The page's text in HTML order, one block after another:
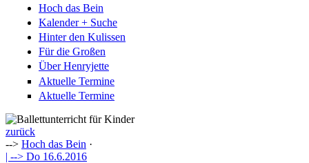
Hoch das Bein
Kalender + Suche
Hinter den Kulissen
Für die Großen
Über Henryjette
Aktuelle Termine
Aktuelle Termine
zurück
--> Hoch das Bein ·
| --> Do 16.6.2016